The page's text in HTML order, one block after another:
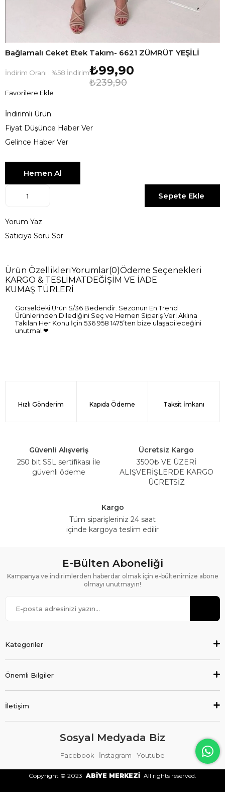
Bağlamalı Ceket Etek Takım- 6621 ZÜMRÜT YEŞİLİ
İndirim Oranı : %58 İndirim
₺239,90
₺99,90
Favorilere Ekle
İndirimli Ürün
Fiyat Düşünce Haber Ver
Gelince Haber Ver
Yorum Yaz
Satıcıya Soru Sor
Ürün ÖzellikleriYorumlar(0)Ödeme Seçenekleri
KARGO & TESLİMAT DEĞİŞİM VE İADE
KUMAŞ TÜRLERİ
Görseldeki Ürün S/36 Bedendir. Sezonun En Trend
Ürünlerinden Dilediğini Seç ve Hemen Sipariş Ver! Aklına
Takılan Her Konu İçin 536 958 1475’ten bize ulaşabileceğini
unutma! ❤
Hızlı Gönderim Kapıda Ödeme Taksit İmkanı
Güvenli Alışveriş
250 bit SSL sertifikası İle
güvenli ödeme
Ücretsiz Kargo
3500₺ VE ÜZERİ
ALIŞVERİŞLERDE KARGO
ÜCRETSİZ
Kargo
Tüm siparişleriniz 24 saat
içinde kargoya teslim edilir
E-Bülten Aboneliği
Kampanya ve indirimlerden haberdar olmak için e-bültenimize abone
olmayı unutmayın!
Kategoriler
Önemli Bilgiler
İletişim
Sosyal Medyada Biz
Facebook İnstagram Youtube
Copyright © 2023 ABİYE MERKEZİ All rights reserved.